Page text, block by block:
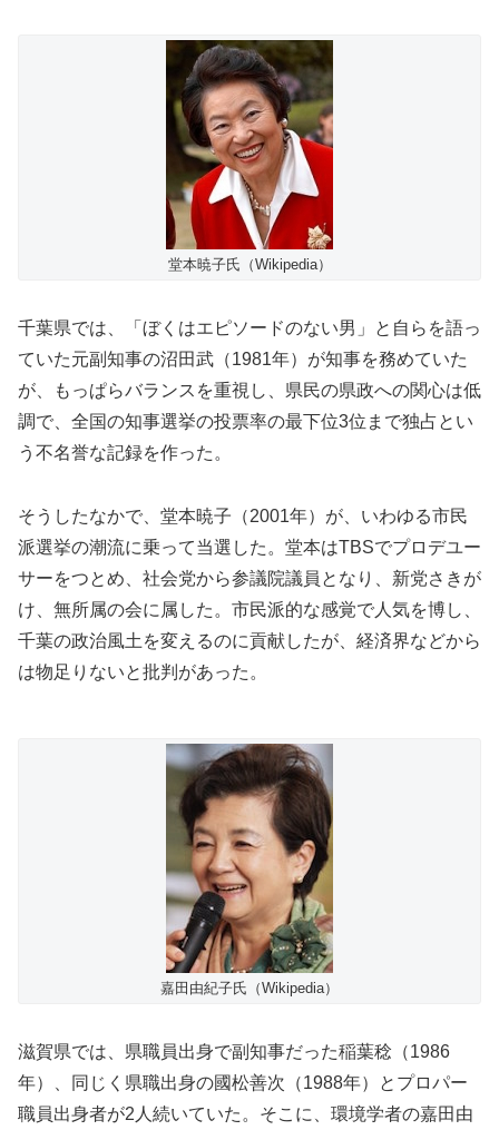
堂本暁子氏（Wikipedia）
千葉県では、「ぼくはエピソードのない男」と自らを語っ
ていた元副知事の沼田武（1981年）が知事を務めていた
が、もっぱらバランスを重視し、県民の県政への関心は低
調で、全国の知事選挙の投票率の最下位3位まで独占とい
う不名誉な記録を作った。
そうしたなかで、堂本暁子（2001年）が、いわゆる市民
派選挙の潮流に乗って当選した。堂本はTBSでプロデユー
サーをつとめ、社会党から参議院議員となり、新党さきが
け、無所属の会に属した。市民派的な感覚で人気を博し、
千葉の政治風土を変えるのに貢献したが、経済界などから
は物足りないと批判があった。
嘉田由紀子氏（Wikipedia）
滋賀県では、県職員出身で副知事だった稲葉稔（1986
年）、同じく県職出身の國松善次（1988年）とプロパー
職員出身者が2人続いていた。そこに、環境学者の嘉田由